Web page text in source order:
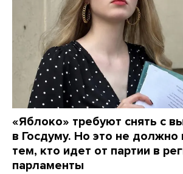
«Яблоко» требуют снять с
в Госдуму. Но это не
тем, кто идет от партии в
парламенты